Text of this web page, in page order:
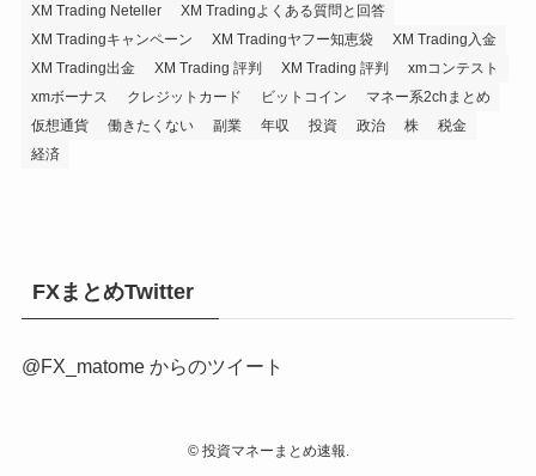
XM Trading Neteller
XM Tradingよくある質問と回答
XM Tradingキャンペーン
XM Tradingヤフー知恵袋
XM Trading入金
XM Trading出金
XM Trading 評判 XM Trading 評判
xmコンテスト
xmボーナス
クレジットカード ビットコイン
マネー系2chまとめ
仮想通貨
働きたくない 副業 年収 投資 政治 株
税金
経済
FXまとめTwitter
@FX_matome からのツイート
©投資マネーまとめ速報.